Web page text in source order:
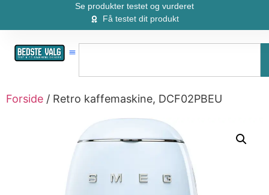
Se produkter testet og vurderet
Få testet dit produkt
Forside / Retro kaffemaskine, DCF02PBEU